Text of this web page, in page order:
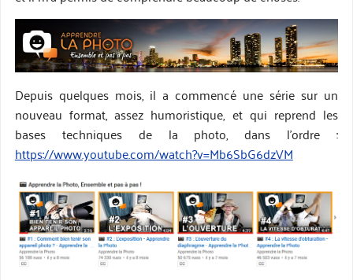
Depuis quelques mois, il a commencé une série sur un
nouveau format, assez humoristique, et qui reprend les
bases techniques de la photo, dans l’ordre :
https://www.youtube.com/watch?v=Mb6SbG6dzVM